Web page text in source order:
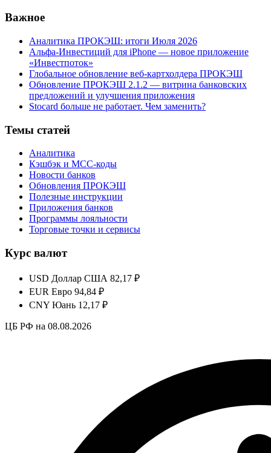
Важное
Аналитика ПРОКЭШ: итоги Июля 2026
Альфа-Инвестиций для iPhone — новое приложение
«Инвестпоток»
Глобальное обновление веб-картхолдера ПРОКЭШ
Обновление ПРОКЭШ 2.1.2 — витрина банковских
предложений и улучшения приложения
Stocard больше не работает. Чем заменить?
Темы статей
Аналитика
Кэшбэк и MCC-коды
Новости банков
Обновления ПРОКЭШ
Полезные инструкции
Приложения банков
Программы лояльности
Торговые точки и сервисы
Курс валют
USD Доллар США 82,17 ₽
EUR Евро 94,84 ₽
CNY Юань 12,17 ₽
ЦБ РФ на 08.08.2026